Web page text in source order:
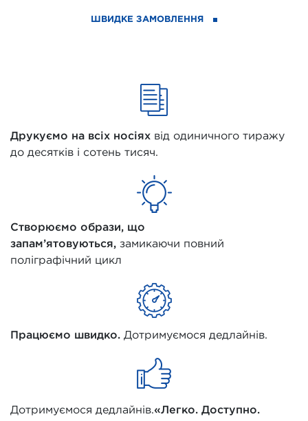
ШВИДКЕ ЗАМОВЛЕННЯ
Друкуємо на всіх носіях від одиничного тиражу
до десятків і сотень тисяч.
Створюємо образи, що
запам’ятовуються, замикаючи повний
поліграфічний цикл
Працюємо швидко. Дотримуємося дедлайнів.
Дотримуємося дедлайнів.«Легко. Доступно.